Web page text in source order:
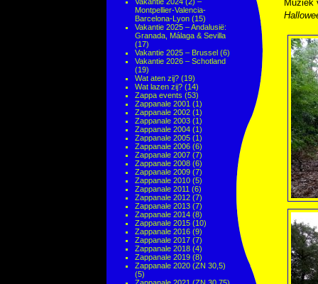
Montpellier-Valencia-
Barcelona-Lyon (15)
Vakantie 2025 – Andalusië:
Granada, Málaga & Sevilla
(17)
Vakantie 2025 – Brussel (6)
Vakantie 2026 – Schotland
(19)
Wat aten zij? (19)
Wat lazen zij? (14)
Zappa events (53)
Zappanale 2001 (1)
Zappanale 2002 (1)
Zappanale 2003 (1)
Zappanale 2004 (1)
Zappanale 2005 (1)
Zappanale 2006 (6)
Zappanale 2007 (7)
Zappanale 2008 (6)
Zappanale 2009 (7)
Zappanale 2010 (5)
Zappanale 2011 (6)
Zappanale 2012 (7)
Zappanale 2013 (7)
Zappanale 2014 (8)
Zappanale 2015 (10)
Zappanale 2016 (9)
Zappanale 2017 (7)
Zappanale 2018 (4)
Zappanale 2019 (8)
Zappanale 2020 (ZN 30,5)
(5)
Muziek